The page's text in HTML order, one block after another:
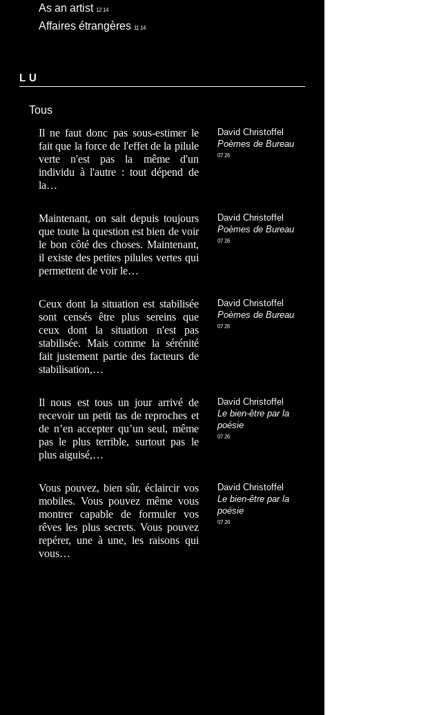
As an artist 12 14
Affaires étrangères 11 14
LU
Tous
Il ne faut donc pas sous-estimer le
fait que la force de l'effet de la pilule
verte n'est pas la même d'un
individu à l'autre : tout dépend de
la…
David Christoffel
Poèmes de Bureau
07 26
Maintenant, on sait depuis toujours
que toute la question est bien de voir
le bon côté des choses. Maintenant,
il existe des petites pilules vertes qui
permettent de voir le…
David Christoffel
Poèmes de Bureau
07 26
Ceux dont la situation est stabilisée
sont censés être plus sereins que
ceux dont la situation n'est pas
stabilisée. Mais comme la sérénité
fait justement partie des facteurs de
stabilisation,…
David Christoffel
Poèmes de Bureau
07 26
Il nous est tous un jour arrivé de
recevoir un petit tas de reproches et
de n’en accepter qu’un seul, même
pas le plus terrible, surtout pas le
plus aiguisé,…
David Christoffel
Le bien-être par la
poésie
07 26
Vous pouvez, bien sûr, éclaircir vos
mobiles. Vous pouvez même vous
montrer capable de formuler vos
rêves les plus secrets. Vous pouvez
repérer, une à une, les raisons qui
vous…
David Christoffel
Le bien-être par la
poésie
07 26